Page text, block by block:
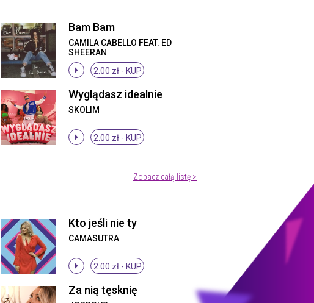
Bam Bam
CAMILA CABELLO FEAT. ED
SHEERAN
2.00 zł - KUP
Wyglądasz idealnie
SKOLIM
2.00 zł - KUP
Zobacz całą listę >
Kto jeśli nie ty
CAMASUTRA
2.00 zł - KUP
Za nią tęsknię